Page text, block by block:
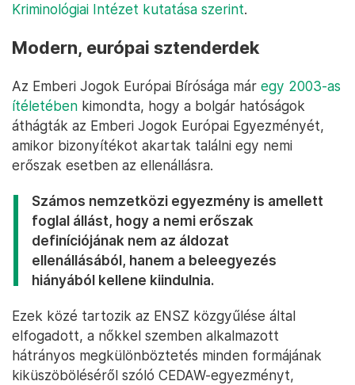
Kriminológiai Intézet kutatása szerint.
Modern, európai sztenderdek
Az Emberi Jogok Európai Bírósága már egy 2003-as
ítéletében kimondta, hogy a bolgár hatóságok
áthágták az Emberi Jogok Európai Egyezményét,
amikor bizonyítékot akartak találni egy nemi
erőszak esetben az ellenállásra.
Számos nemzetközi egyezmény is amellett
foglal állást, hogy a nemi erőszak
definíciójának nem az áldozat
ellenállásából, hanem a beleegyezés
hiányából kellene kiindulnia.
Ezek közé tartozik az ENSZ közgyűlése által
elfogadott, a nőkkel szemben alkalmazott
hátrányos megkülönböztetés minden formájának
kiküszöböléséről szóló CEDAW-egyezményt,